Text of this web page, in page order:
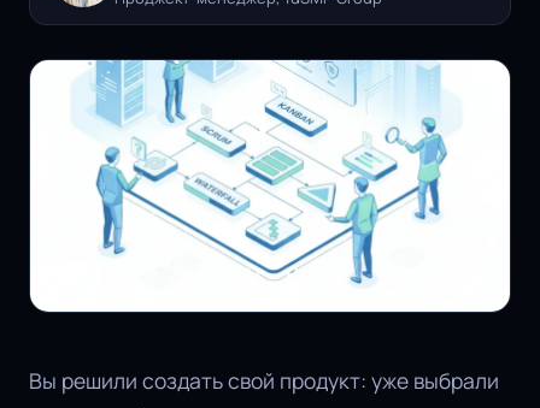
Вы решили создать свой продукт: уже выбрали